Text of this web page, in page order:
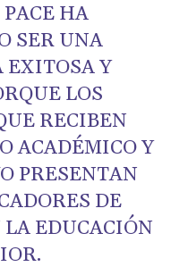
HA
SER UNA
EXITOSA Y
LOS
RECIBEN
ACADÉMICO Y
PRESENTAN
DE
EDUCACIÓN